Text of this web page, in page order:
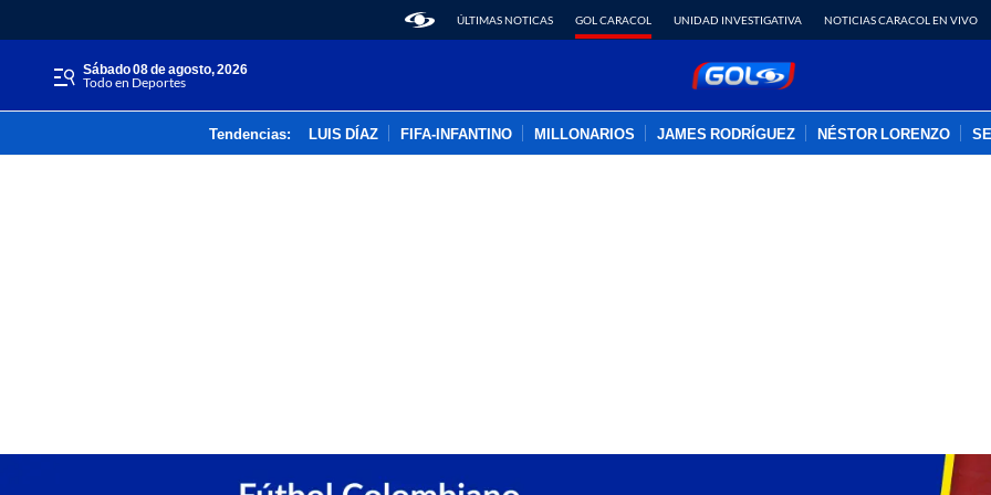
ÚLTIMAS NOTICAS GOL CARACOL UNIDAD INVESTIGATIVA NOTICIAS CARACOL EN VIVO
sábado 08 de agosto, 2026
Todo en Deportes
Tendencias: LUIS DÍAZ FIFA-INFANTINO MILLONARIOS JAMES RODRÍGUEZ NÉSTOR LORENZO